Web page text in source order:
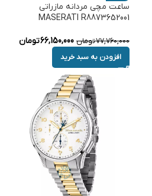
ساعت مچی مردانه مازراتی
MASERATI R8873652001
77,760,000تومان 66,150,000تومان
افزودن به سبد خرید